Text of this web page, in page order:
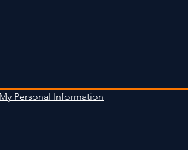
Personal Information